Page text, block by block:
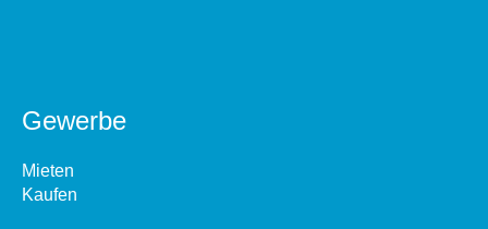
Gewerbe
Mieten
Kaufen